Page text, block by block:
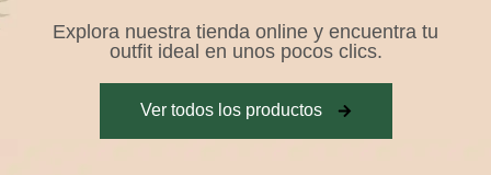
Explora nuestra tienda online y encuentra tu
outfit ideal en unos pocos clics.
Ver todos los productos